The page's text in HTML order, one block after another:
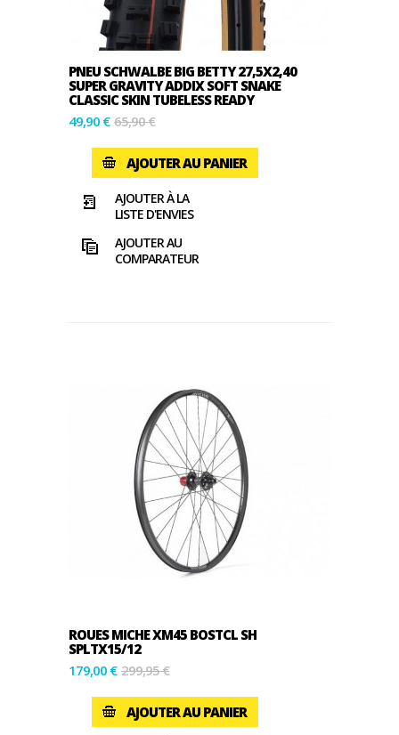
PNEU SCHWALBE BIG BETTY 27,5X2,40
SUPER GRAVITY ADDIX SOFT SNAKE
CLASSIC SKIN TUBELESS READY
49,90 € 65,90 €
AJOUTER AU PANIER
AJOUTER À LA
LISTE D'ENVIES
AJOUTER AU
COMPARATEUR
ROUES MICHE XM45 BOSTCL SH
SPLTX15/12
179,00 € 299,95 €
AJOUTER AU PANIER